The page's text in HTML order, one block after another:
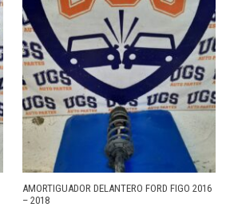
AMORTIGUADOR DELANTERO FORD FIGO 2016
– 2018